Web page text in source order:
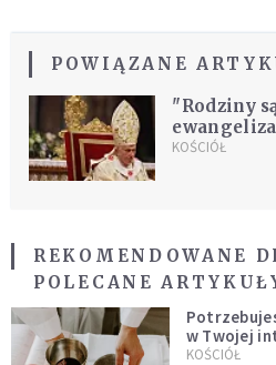
POWIĄZANE
"Rodziny
KOŚCIÓŁ
REKOMENDOWANE
POLECANE
w Twojej
KOŚCIÓŁ